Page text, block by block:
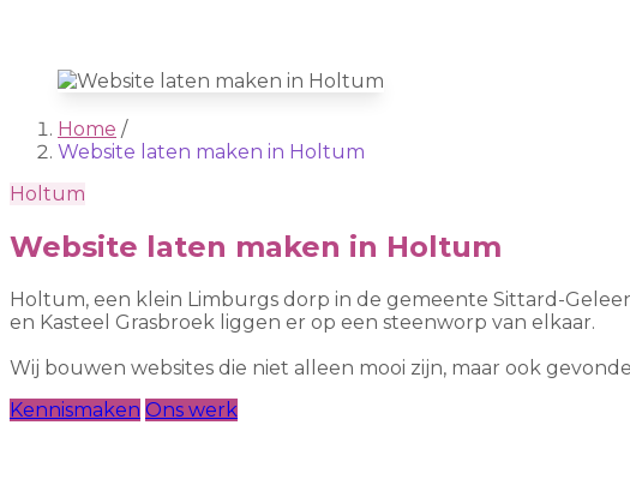
Home /
Website laten maken in Holtum
Holtum
Website laten maken in Holtum
Holtum, een klein Limburgs dorp in de gemeente Sittard-
en Kasteel Grasbroek liggen er op een steenworp van elkaar.
Wij bouwen websites die niet alleen mooi zijn, maar ook
Kennismaken Ons werk